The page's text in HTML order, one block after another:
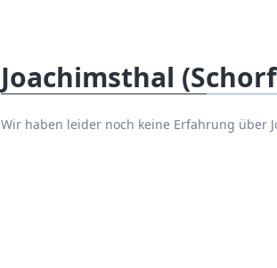
Joachimsthal
Wir haben leider noch keine Erfahrung über